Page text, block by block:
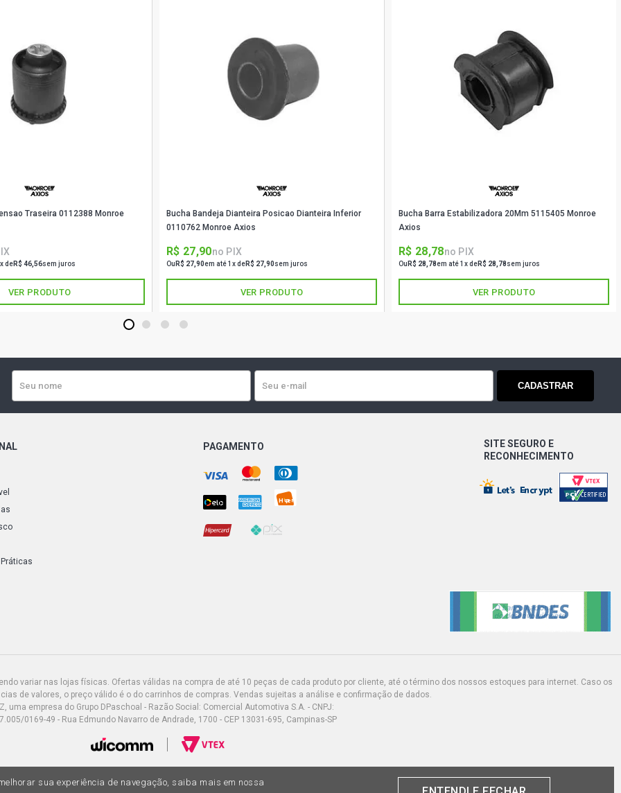
Traseira 0112388 Monroe
deR$ 46,56sem juros
VER PRODUTO
Bucha Bandeja Dianteira Posicao Dianteira Inferior
0110762 Monroe Axios
R$ 27,90no PIX
Ou R$ 27,90em até 1x deR$ 27,90sem juros
VER PRODUTO
Bucha Barra Estabilizadora 20Mm 5115405 Monroe
Axios
R$ 28,78no PIX
Ou R$ 28,78em até 1x deR$ 28,78sem juros
VER PRODUTO
1 2 3 4
CADASTRAR
PAGAMENTO
SITE SEGURO E
RECONHECIMENTO
variar nas lojas físicas. Ofertas válidas na compra de até 10 peças de cada produto por cliente, até o término dos nossos estoques para internet. Caso os
de valores, o preço válido é o do carrinhos de compras. Vendas sujeitas a análise e confirmação de dados.
uma empresa do Grupo DPaschoal - Razão Social: Comercial Automotiva S.A. - CNPJ:
0169-49 - Rua Edmundo Navarro de Andrade, 1700 - CEP 13031-695, Campinas-SP
sua experiência de navegação, saiba mais em nossa